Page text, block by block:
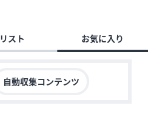
リスト お気に入り
自動収集コンテンツ